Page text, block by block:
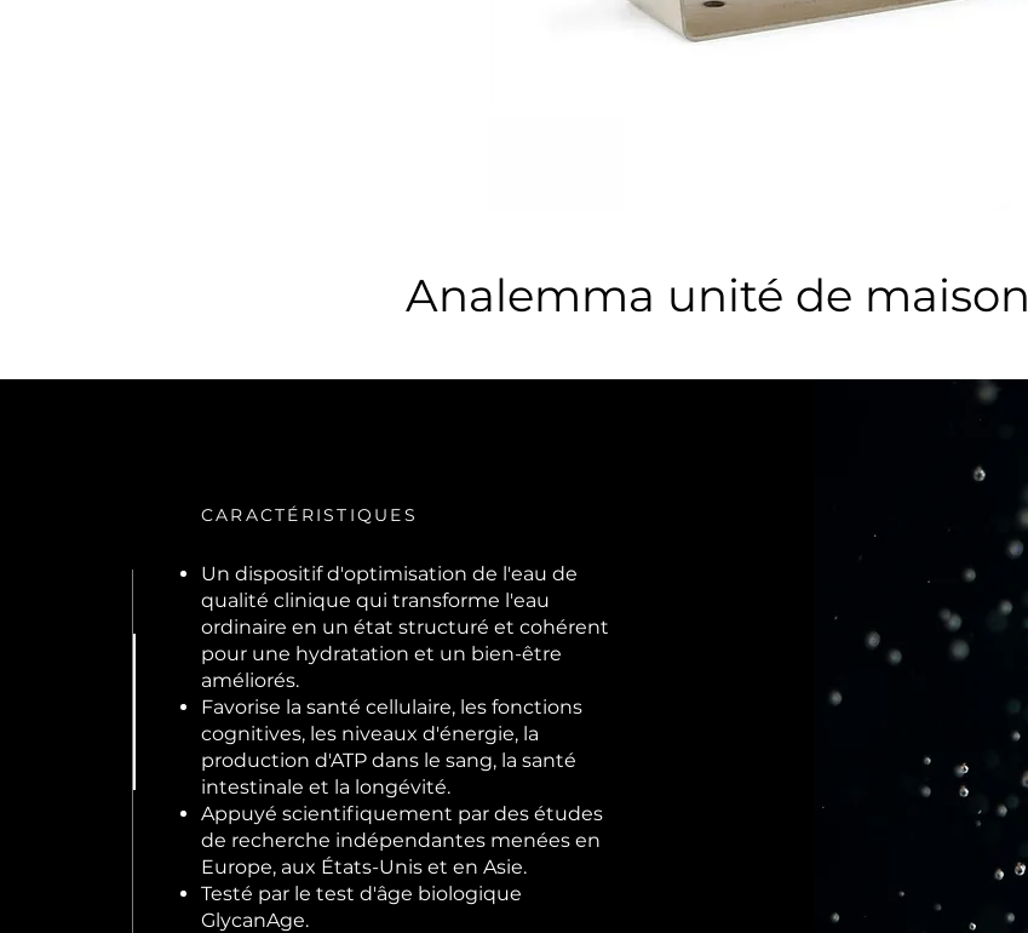
Analemma unité de maison
CARACTÉRISTIQUES
Un dispositif d'optimisation de l'eau de
qualité clinique qui transforme l'eau
ordinaire en un état structuré et cohérent
pour une hydratation et un bien-être
améliorés.
Favorise la santé cellulaire, les fonctions
cognitives, les niveaux d'énergie, la
production d'ATP dans le sang, la santé
intestinale et la longévité.
Appuyé scientifiquement par des études
de recherche indépendantes menées en
Europe, aux États-Unis et en Asie.
Testé par le test d'âge biologique
GlycanAge.